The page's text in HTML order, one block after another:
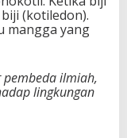
(kotiledon).
mangga yang
pembeda ilmiah,
lingkungan